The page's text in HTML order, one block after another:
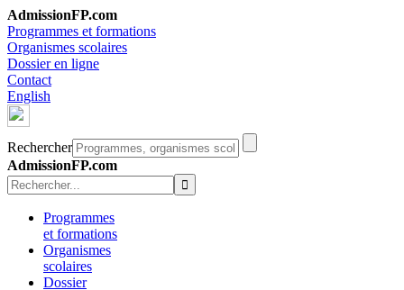
AdmissionFP.com
Programmes et formations
Organismes scolaires
Dossier en ligne
Contact
English
Rechercher
AdmissionFP.com
Programmes
et formations
Organismes
scolaires
Dossier